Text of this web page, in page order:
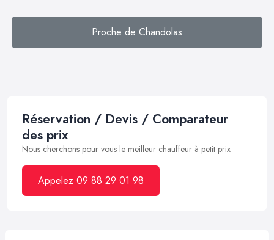
Proche de Chandolas
Réservation / Devis / Comparateur
des prix
Nous cherchons pour vous le meilleur chauffeur à petit prix
Appelez 09 88 29 01 98